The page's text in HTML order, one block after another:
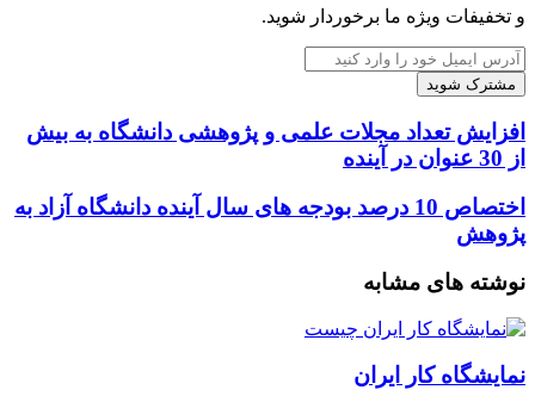
و تخفیفات ویژه ما برخوردار شوید.
آدرس
ایمیل
خود
را
وارد
کنید
افزایش
تعداد
مجلات
علمی
و
پژوهشی
به
از
عنوان
افزایش تعداد مجلات علمی و پژوهشی دانشگاه به بیش
از 30 عنوان در آینده
اختصاص
10
درصد
بودجه
های
سال
آینده
دانشگاه
آزاد
اختصاص 10 درصد بودجه های سال آینده دانشگاه آزاد به
پژوهش
نوشته های مشابه
نمایشگاه کار ایران